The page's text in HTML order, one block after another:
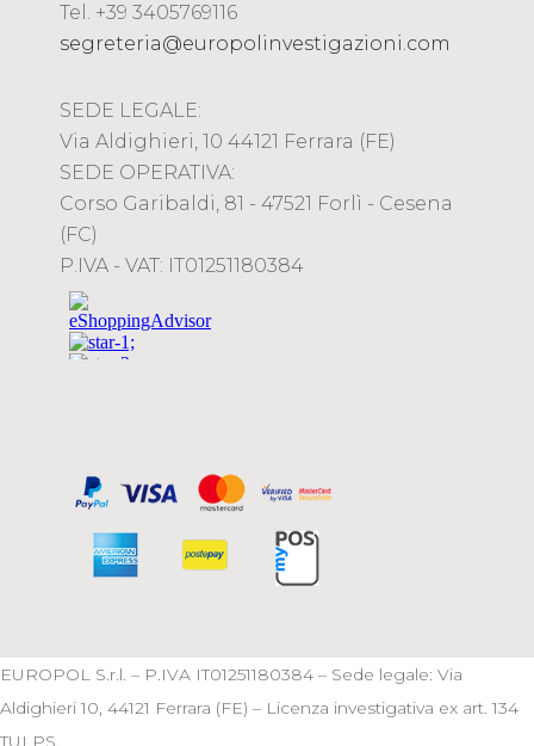
Tel. +39 3405769116
segreteria@europolinvestigazioni.com
SEDE LEGALE:
Via Aldighieri, 10 44121 Ferrara (FE)
SEDE OPERATIVA:
Corso Garibaldi, 81 - 47521 Forlì - Cesena
(FC)
P.IVA - VAT: IT01251180384
EUROPOL S.r.l. – P.IVA IT01251180384 – Sede legale: Via
Aldighieri 10, 44121 Ferrara (FE) – Licenza investigativa ex art. 134
TULPS.